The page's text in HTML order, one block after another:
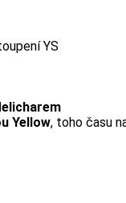
YS
Yellow, toho času